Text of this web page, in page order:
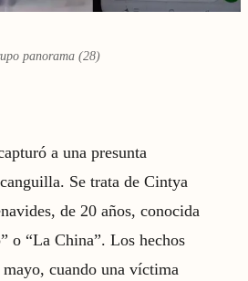
panorama (28)
a una presunta
Se trata de Cintya
de 20 años, conocida
o “La China”. Los hechos
cuando una víctima